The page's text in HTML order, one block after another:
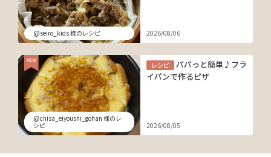
@seiro_kids 様のレシピ 2026/08/06
@chisa_eiyoushi_gohan 様のレ
シピ
レシピ
パパっと簡単♪フラ
イパンで作るピザ
2026/08/05